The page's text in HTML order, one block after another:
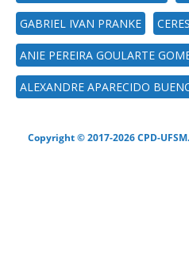
GABRIEL IVAN PRANKE
ANIE PEREIRA GOULARTE
ALEXANDRE APARECIDO
Copyright © 2017-2026 CPD-